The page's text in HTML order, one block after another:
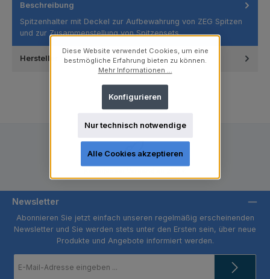
Beschreibung
Spitzenhalter mit Deckel zur Aufbewahrung von ZEG Spitzen
und zur Zusammenstellung von Spitzensets.
Hersteller
Newsletter
Abonnieren Sie jetzt einfach unseren regelmäßig erscheinenden
Newsletter und Sie werden stets unter den Ersten sein, über neue
Produkte und Angebote informiert werden.
Mail-
Diese Website verwendet Cookies, um eine
bestmögliche Erfahrung bieten zu können.
Mehr Informationen ...
Nur technisch notwendige
Konfigurieren
Alle Cookies akzeptieren